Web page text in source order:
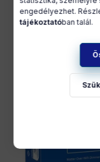
engedélyezhet.
tájékoztatóban talál.